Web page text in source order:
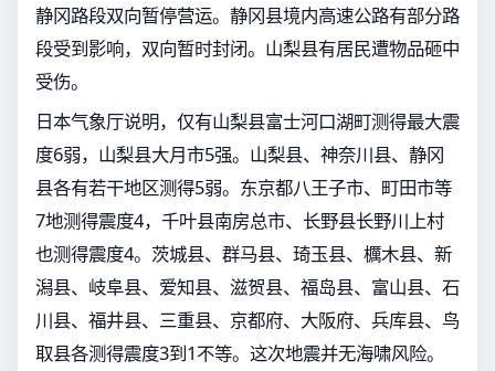
静冈路段双向暂停营运。静冈县境内高速公路有部分路
段受到影响，双向暂时封闭。山梨县有居民遭物品砸中
受伤。
日本气象厅说明，仅有山梨县富士河口湖町测得最大震
度6弱，山梨县大月市5强。山梨县、神奈川县、静冈
县各有若干地区测得5弱。东京都八王子市、町田市等
7地测得震度4，千叶县南房总市、长野县长野川上村
也测得震度4。茨城县、群马县、琦玉县、櫔木县、新
潟县、岐阜县、爱知县、滋贺县、福岛县、富山县、石
川县、福井县、三重县、京都府、大阪府、兵库县、鸟
取县各测得震度3到1不等。这次地震并无海啸风险。